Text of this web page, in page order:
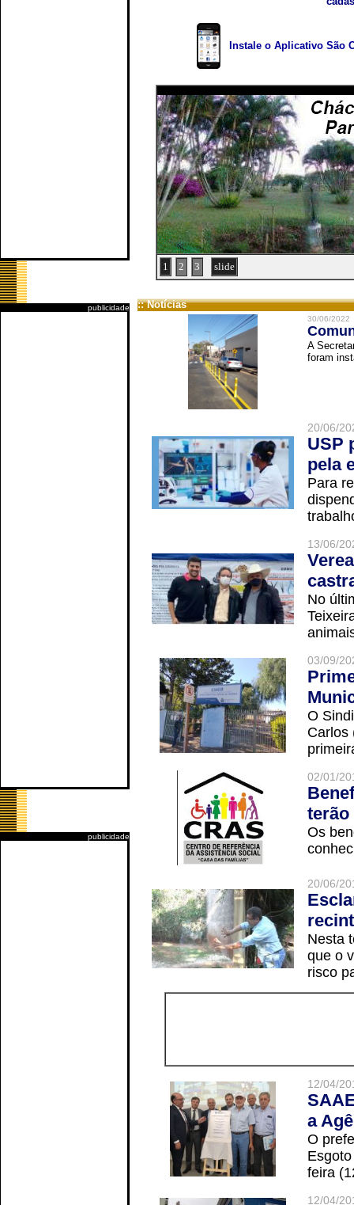
publicidade
publicidade
Instale o Aplicativo São
1 2 3 slide
:: Notícias
30/06/2022
A
foram
20/06/
USP
pela
Para
13/06/
No
03/09/
O
Carlos
02/01/
terão
Os
20/06/
Nesta
que o
risco
12/04/
a
O
feira
12/04/